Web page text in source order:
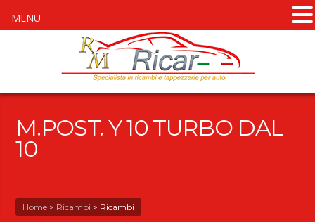
M.POST. Y 10 TURBO DAL
10
Home > Ricambi > Ricambi
MENU